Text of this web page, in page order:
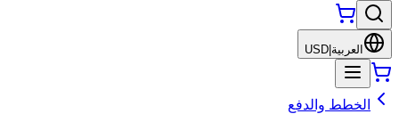
العربية USD
الخطط والدفع